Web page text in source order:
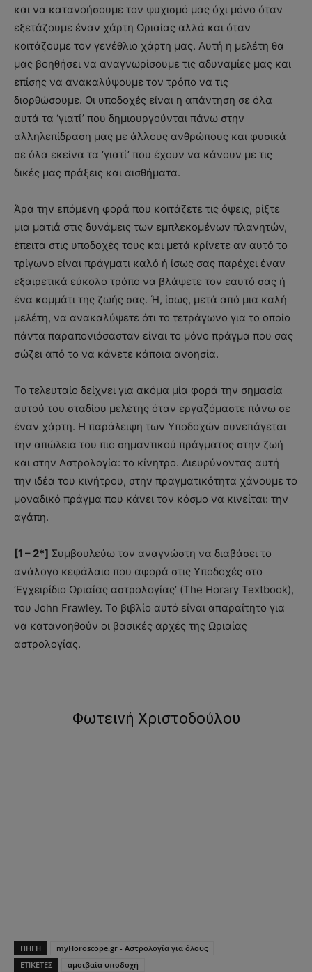
και να κατανοήσουμε τον ψυχισμό μας όχι μόνο όταν
εξετάζουμε έναν χάρτη Ωριαίας αλλά και όταν
κοιτάζουμε τον γενέθλιο χάρτη μας. Αυτή η μελέτη θα
μας βοηθήσει να αναγνωρίσουμε τις αδυναμίες μας και
επίσης να ανακαλύψουμε τον τρόπο να τις
διορθώσουμε. Οι υποδοχές είναι η απάντηση σε όλα
αυτά τα ‘γιατί’ που δημιουργούνται πάνω στην
αλληλεπίδραση μας με άλλους ανθρώπους και φυσικά
σε όλα εκείνα τα ‘γιατί’ που έχουν να κάνουν με τις
δικές μας πράξεις και αισθήματα.
Άρα την επόμενη φορά που κοιτάζετε τις όψεις, ρίξτε
μια ματιά στις δυνάμεις των εμπλεκομένων πλανητών,
έπειτα στις υποδοχές τους και μετά κρίνετε αν αυτό το
τρίγωνο είναι πράγματι καλό ή ίσως σας παρέχει έναν
εξαιρετικά εύκολο τρόπο να βλάψετε τον εαυτό σας ή
ένα κομμάτι της ζωής σας. Ή, ίσως, μετά από μια καλή
μελέτη, να ανακαλύψετε ότι το τετράγωνο για το οποίο
πάντα παραπονιόσασταν είναι το μόνο πράγμα που σας
σώζει από το να κάνετε κάποια ανοησία.
Το τελευταίο δείχνει για ακόμα μία φορά την σημασία
αυτού του σταδίου μελέτης όταν εργαζόμαστε πάνω σε
έναν χάρτη. Η παράλειψη των Υποδοχών συνεπάγεται
την απώλεια του πιο σημαντικού πράγματος στην ζωή
και στην Αστρολογία: το κίνητρο. Διευρύνοντας αυτή
την ιδέα του κινήτρου, στην πραγματικότητα χάνουμε το
μοναδικό πράγμα που κάνει τον κόσμο να κινείται: την
αγάπη.
[1 – 2*] Συμβουλεύω τον αναγνώστη να διαβάσει το
ανάλογο κεφάλαιο που αφορά στις Υποδοχές στο
‘Εγχειρίδιο Ωριαίας αστρολογίας’ (The Horary Textbook),
του John Frawley. Το βιβλίο αυτό είναι απαραίτητο για
να κατανοηθούν οι βασικές αρχές της Ωριαίας
αστρολογίας.
Φωτεινή Χριστοδούλου
ΠΗΓΗ
myHoroscope.gr - Αστρολογία για όλους
ΕΤΙΚΕΤΕΣ
αμοιβαία υποδοχή